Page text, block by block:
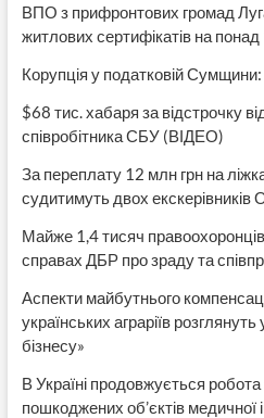
ВПО з прифронтових громад
житлових сертифікатів на
Корупція у податковій Сумщини:
$68 тис. хабаря за відстрочку
співробітника СБУ (ВІДЕО)
За переплату 12 млн грн на
судитимуть двох екскерівників
Майже 1,4 тисяч
справах ДБР про зраду та
Аспекти майбутнього
українських аграріїв
бізнесу»
В Україні продовжується
пошкоджених об’єктів медичної